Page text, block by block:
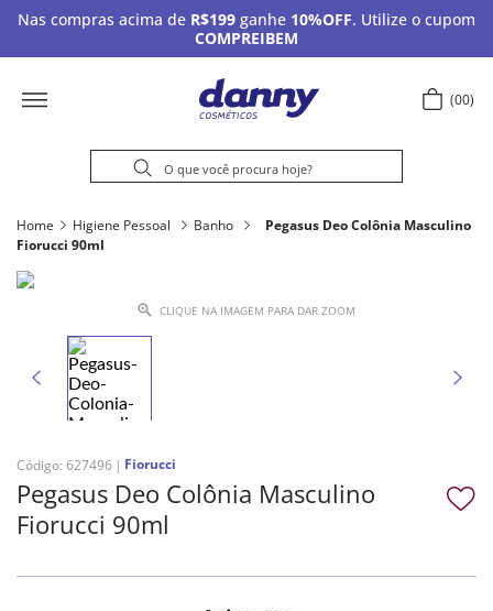
Nas compras acima de R$199 ganhe 10%OFF. Utilize o cupom
COMPREIBEM
00
Home Higiene Pessoal Banho
Pegasus Deo Colônia Masculino
Fiorucci 90ml
CLIQUE NA IMAGEM PARA DAR ZOOM
Código: 627496 Fiorucci
Pegasus Deo Colônia Masculino
Fiorucci 90ml